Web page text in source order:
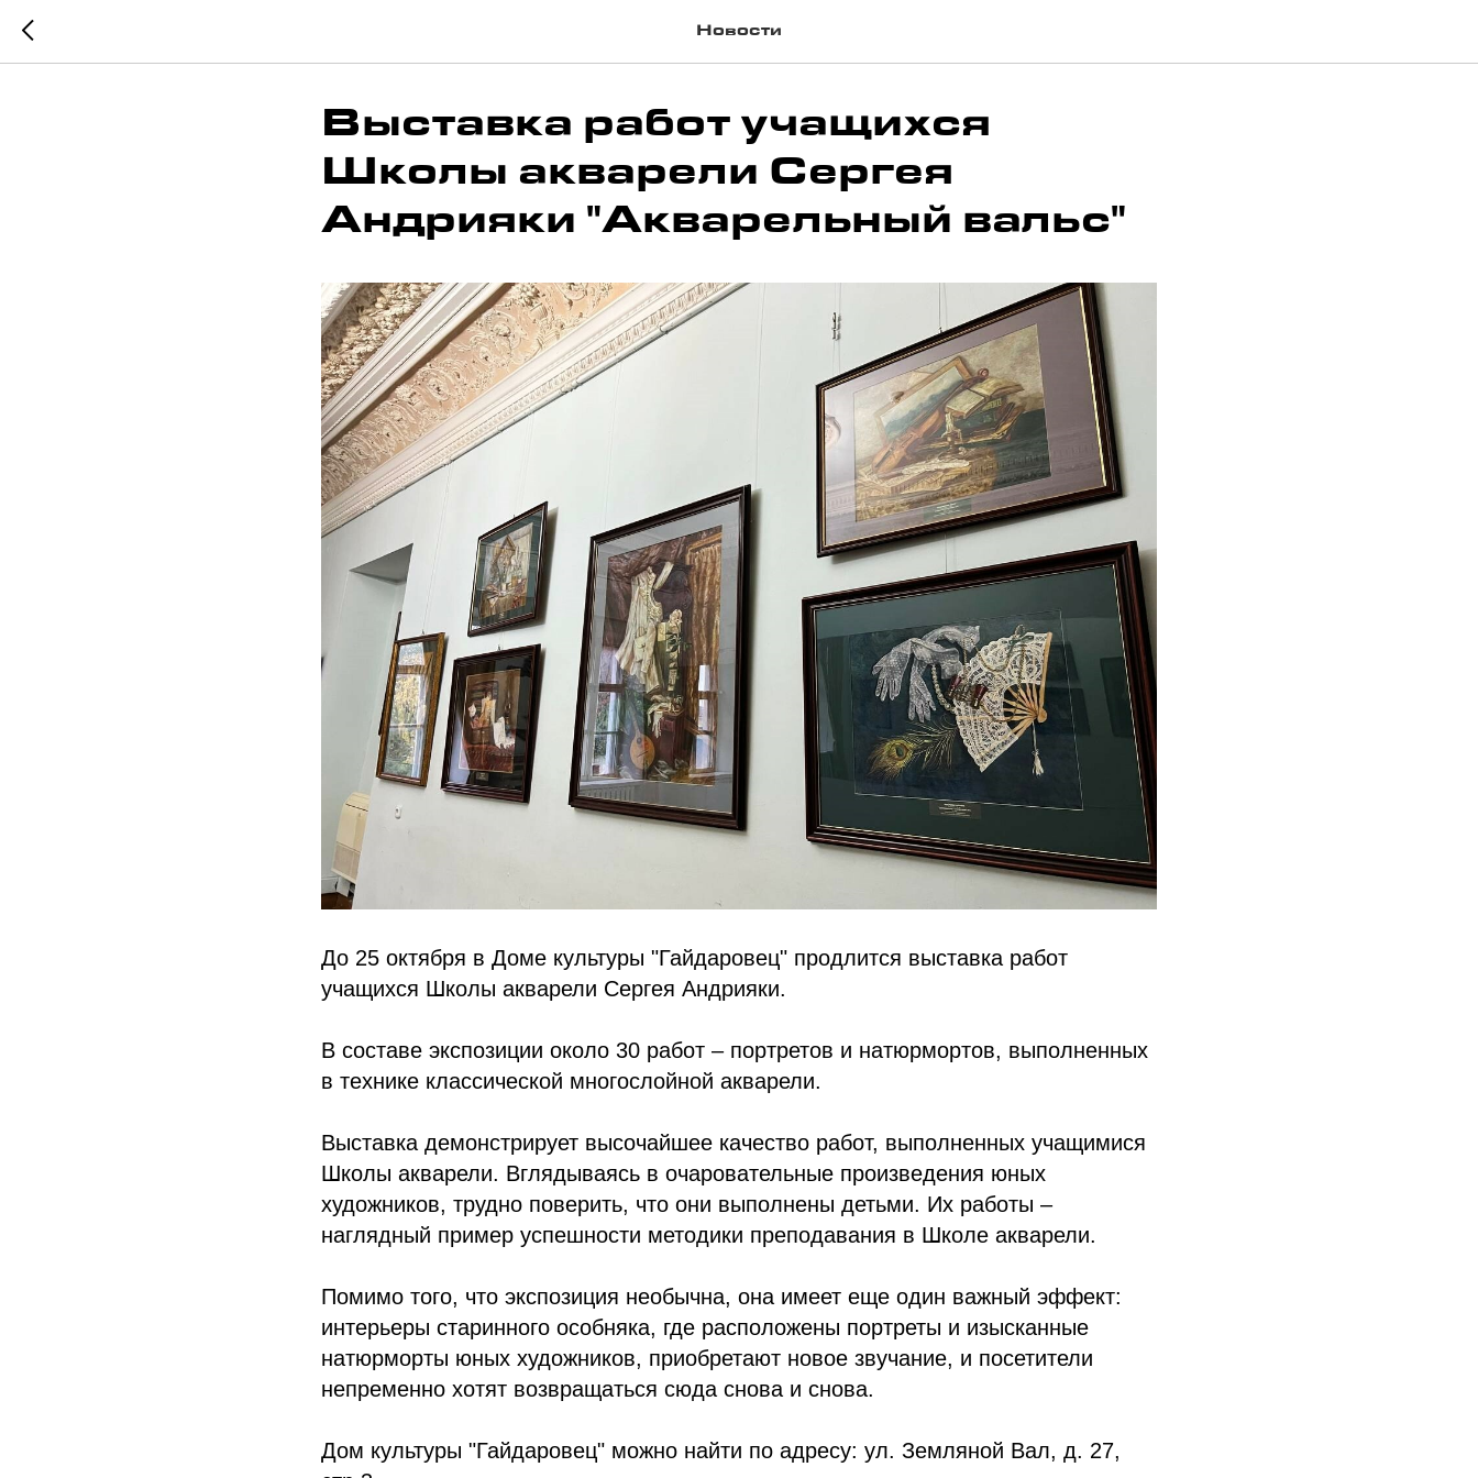
Новости
Выставка работ учащихся
Школы акварели Сергея
Андрияки "Акварельный вальс"
До 25 октября в Доме культуры "Гайдаровец" продлится выставка работ
учащихся Школы акварели Сергея Андрияки.
В составе экспозиции около 30 работ – портретов и натюрмортов, выполненных
в технике классической многослойной акварели.
Выставка демонстрирует высочайшее качество работ, выполненных учащимися
Школы акварели. Вглядываясь в очаровательные произведения юных
художников, трудно поверить, что они выполнены детьми. Их работы –
наглядный пример успешности методики преподавания в Школе акварели.
Помимо того, что экспозиция необычна, она имеет еще один важный эффект:
интерьеры старинного особняка, где расположены портреты и изысканные
натюрморты юных художников, приобретают новое звучание, и посетители
непременно хотят возвращаться сюда снова и снова.
Дом культуры "Гайдаровец" можно найти по адресу: ул. Земляной Вал, д. 27,